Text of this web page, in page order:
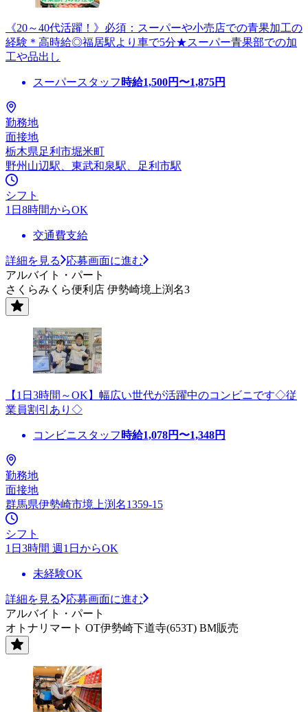
《20～40代活躍！》必須：スーパーや小売店での青果加工の
経験＊高時給◎福居駅より車で5分★スーパー青果部での加
工や品出し
スーパースタッフ 時給1,500円〜1,875円
勤務地
面接地
栃木県足利市堀米町
野州山辺駅、東武和泉駅、足利市駅
シフト
1日8時間からOK
交通費支給
詳細を見る
応募画面に進む
アルバイト・パート
さくらみくら便利店 伊勢崎境上渕名3
【1日3時間～OK】幅広い世代が活躍中のコンビニです◇従
業員割引あり◇
コンビニスタッフ 時給1,078円〜1,348円
勤務地
面接地
群馬県伊勢崎市境上渕名1359-15
シフト
1日3時間 週1日からOK
未経験OK
詳細を見る
応募画面に進む
アルバイト・パート
オトナリマート OT伊勢崎下道寺(653T) BM販売